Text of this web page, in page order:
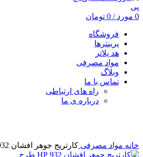
0 مورد /
0 تومان
فروشگاه
پرینترها
هد پلاتر
مواد مصرفی
وبلاگ
تماس با ما
راه های ارتباطی
درباره ی ما
خانه مواد مصرفی کارتریج جوهر افشان 932 HP اورجینال